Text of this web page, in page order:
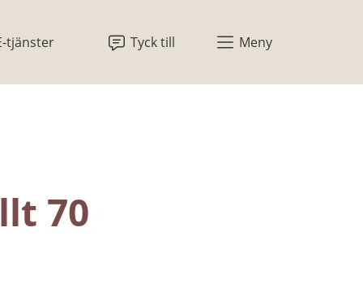
tjänster Tyck till Meny
70